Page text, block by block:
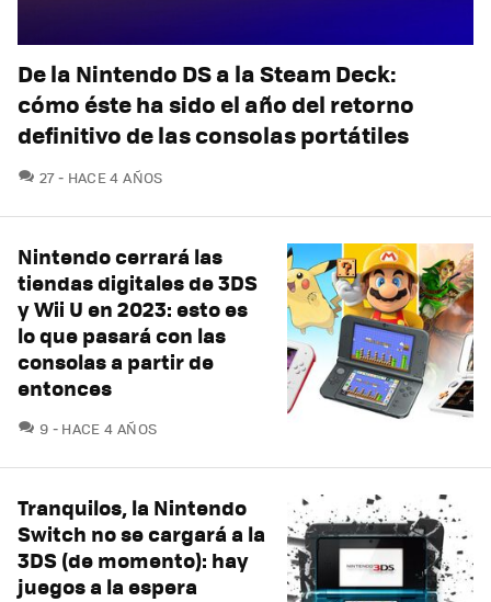
De la Nintendo DS a la Steam Deck:
cómo éste ha sido el año del retorno
definitivo de las consolas portátiles
27COMENTARIOS
HACE 4 AÑOS
Nintendo cerrará las
tiendas digitales de 3DS
y Wii U en 2023: esto es
lo que pasará con las
consolas a partir de
entonces
9 COMENTARIOS
HACE 4 AÑOS
Tranquilos, la Nintendo
Switch no se cargará a la
3DS (de momento): hay
juegos a la espera